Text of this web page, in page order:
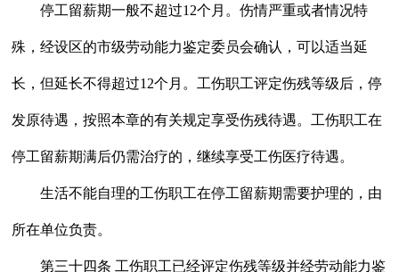
停工留薪期一般不超过12个月。伤情严重或者情况特
殊，经设区的市级劳动能力鉴定委员会确认，可以适当延
长，但延长不得超过12个月。工伤职工评定伤残等级后，停
发原待遇，按照本章的有关规定享受伤残待遇。工伤职工在
停工留薪期满后仍需治疗的，继续享受工伤医疗待遇。
生活不能自理的工伤职工在停工留薪期需要护理的，由
所在单位负责。
第三十四条 工伤职工已经评定伤残等级并经劳动能力鉴